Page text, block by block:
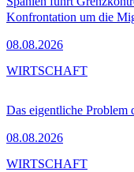
Konfrontation um die
08.08.2026
Das eigentliche Problem
08.08.2026
WIRTSCHAFT
WIRTSCHAFT